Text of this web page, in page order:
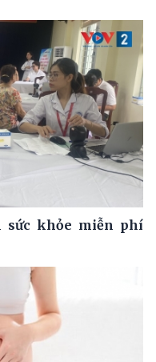
sức khỏe miễn phí